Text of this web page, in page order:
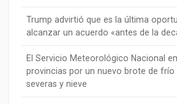
Trump advirtió que es la última
alcanzar un acuerdo «antes de la
El Servicio Meteorológico Nacional
provincias por un nuevo brote de frío
severas y nieve